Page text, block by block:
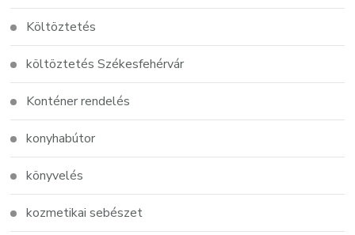
Költöztetés
költöztetés Székesfehérvár
Konténer rendelés
konyhabútor
könyvelés
kozmetikai sebészet